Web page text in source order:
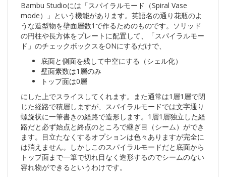
Bambu Studioには「スパイラルモード（Spiral Vase
mode）」という機能があります。英語名の通り花瓶のよ
うな造型物を壁面層数1で作るためのものです。ソリッド
の円柱や長方体をプレートに配置して、「スパイラルモー
ド」のチェックボックスをONにするだけで、
底面と側面を残して中空にする（シェル化）
壁面素数は1層のみ
トップ面は0層
にした上でスライスしてくれます。また通常は1層1層で閉
じた経路で積層しますが、スパイラルモードでは文字通り
螺旋状に一筆書きの経路で造形します。1層1層独立した経
路だと必ず始点と終点のところで継ぎ目（シーム）ができ
ます。目立たなくするオプションは色々ありますが完全に
は消えません。しかしこのスパイラルモードだと底面から
トップ面まで一筆で切れ目なく造形するのでシームのない
容れ物ができるというわけです。